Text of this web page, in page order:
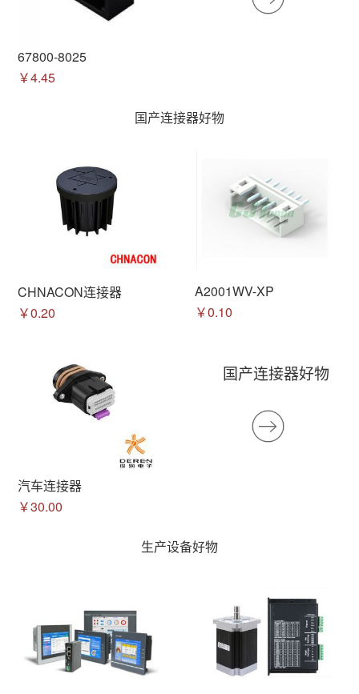
67800-8025
￥4.45
国产连接器好物
CHNACON连接器
￥0.20
A2001WV-XP
￥0.10
汽车连接器
￥30.00
国产连接器好物
生产设备好物